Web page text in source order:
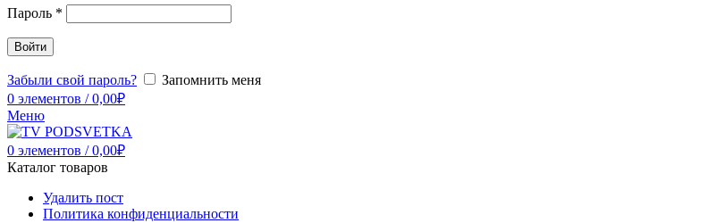
Пароль *
Войти
Забыли свой пароль?
Запомнить меня
0 элементов / 0,00₽
Меню
0 элементов / 0,00₽
Каталог товаров
Удалить пост
Политика конфиденциальности